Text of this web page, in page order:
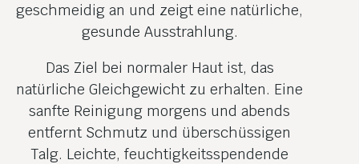
geschmeidig an und zeigt eine natürliche,
gesunde Ausstrahlung.
Das Ziel bei normaler Haut ist, das
natürliche Gleichgewicht zu erhalten. Eine
sanfte Reinigung morgens und abends
entfernt Schmutz und überschüssigen
Talg. Leichte, feuchtigkeitsspendende